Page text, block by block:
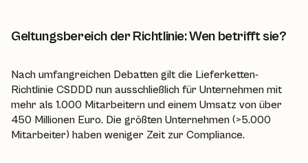
Geltungsbereich der Richtlinie: Wen betrifft sie?
Nach umfangreichen Debatten gilt die Lieferketten-
Richtlinie CSDDD nun ausschließlich für Unternehmen mit
mehr als 1.000 Mitarbeitern und einem Umsatz von über
450 Millionen Euro. Die größten Unternehmen (>5.000
Mitarbeiter) haben weniger Zeit zur Compliance.